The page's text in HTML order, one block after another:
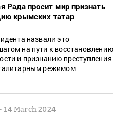
Рада просит мир признать
крымских татар
назвали это
на пути к восстановлению
и признанию преступления
режимом
14 March 2024